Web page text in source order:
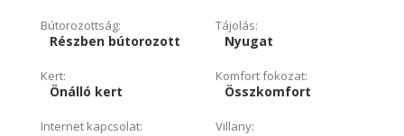
Bútorozottság:
Részben bútorozott
Tájolás:
Nyugat
Kert:
Önálló kert
Komfort fokozat:
Összkomfort
Internet kapcsolat: Villany: